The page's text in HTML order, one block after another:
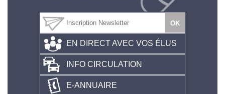
EN DIRECT AVEC VOS ÉLUS
INFO CIRCULATION
E-ANNUAIRE